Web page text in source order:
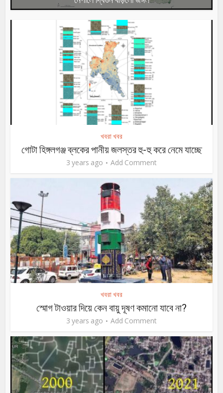
খবরা খবর
গোটা হিঙ্গলগঞ্জ ব্লকের পানীয় জলস্তর হু-হু করে নেমে যাচ্ছে
3 years ago Add Comment
খবরা খবর
স্মোগ টাওয়ার দিয়ে কেন বায়ু দূষণ কমানো যাবে না?
3 years ago Add Comment